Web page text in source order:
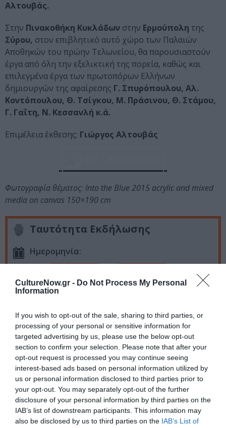
CultureNow.gr - Do Not Process My Personal
Information
If you wish to opt-out of the sale, sharing to third parties, or
processing of your personal or sensitive information for
targeted advertising by us, please use the below opt-out
section to confirm your selection. Please note that after your
opt-out request is processed you may continue seeing
interest-based ads based on personal information utilized by
us or personal information disclosed to third parties prior to
your opt-out. You may separately opt-out of the further
disclosure of your personal information by third parties on the
IAB’s list of downstream participants. This information may
also be disclosed by us to third parties on the IAB’s List of
Αλτουβάς.
Στην Πινακοθήκη Κυκλάδων στην Ερμούπολη της
Σύρου, στον επιβλητικό αυτό χώρο των Παλαιών
Αποθηκών του πρώην Τελωνείου, θα παρουσιαστούν
έργα από όλη την εξελικτική της πορεία, καθώς και
επιλεγμένα έργα των πρωτοπόρων Ελλήνων
δημιουργών της αφαίρεσης Γ. Σπυρόπουλου, Αλ.
Κοντόπουλου, Θ. Τσίγκου, Μ. Πράσινου, Θ. Στάμου,
Γ. Γαΐτη, Ν. Κεσσανλή κ.ά.
Επιμέλεια έκθεσης: Γιώργος Αλτουβάς
Φωτογραφία θέματος: Into the Blue 2015 acrylic and mixed
media on canvas 150×190 cm
Ταυτότητα Εκδήλωσης
Ημερομηνία:
Εγκαίνια έκθεσης: Σάββατο 21 Ιουλίου 2018
Ώρες: Τρίτη - Σάββατο 9.00 - 15.00
Τοποθεσία:
Πινακοθήκη Κυκλάδων, Ερμούπολη, Σύρος
Πινακοθήκη Κυκλάδων
Πληροφορίες / Κρατήσεις:
2281 080918